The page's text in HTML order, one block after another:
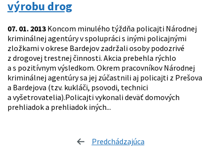
výrobu drog
07. 01. 2013 Koncom minulého týždňa policajti Národnej
kriminálnej agentúry v spolupráci s inými policajnými
zložkami v okrese Bardejov zadržali osoby podozrivé
z drogovej trestnej činnosti. Akcia prebehla rýchlo
a s pozitívnym výsledkom. Okrem pracovníkov Národnej
kriminálnej agentúry sa jej zúčastnili aj policajti z Prešova
a Bardejova (tzv. kukláči, psovodi, technici
a vyšetrovatelia).Policajti vykonali deväť domových
prehliadok a prehliadok iných...
Predchádzajúca